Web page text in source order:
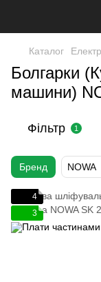
Каталог
Болгарки
машини)
Фільтр 1
Бренд NOWA
4
3